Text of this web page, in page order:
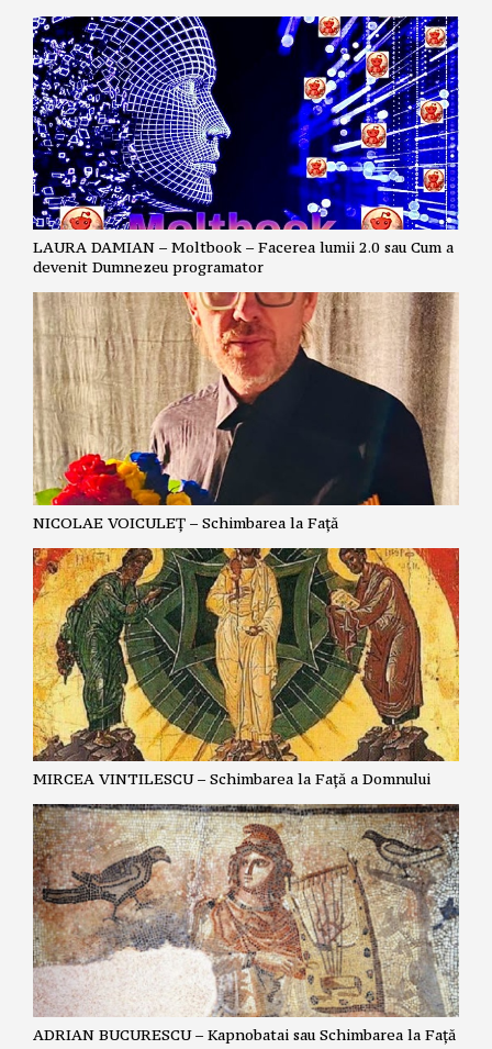
LAURA DAMIAN – Moltbook – Facerea lumii 2.0 sau Cum a
devenit Dumnezeu programator
NICOLAE VOICULEȚ – Schimbarea la Față
MIRCEA VINTILESCU – Schimbarea la Față a Domnului
ADRIAN BUCURESCU – Kapnobatai sau Schimbarea la Față